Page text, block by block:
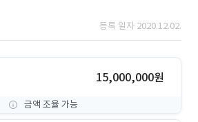
등록 일자 2020.12.02.
15,000,000원
금액 조율 가능